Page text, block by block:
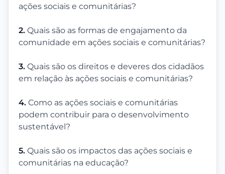
ações sociais e comunitárias?
2. Quais são as formas de engajamento da
comunidade em ações sociais e comunitárias?
3. Quais são os direitos e deveres dos cidadãos
em relação às ações sociais e comunitárias?
4. Como as ações sociais e comunitárias
podem contribuir para o desenvolvimento
sustentável?
5. Quais são os impactos das ações sociais e
comunitárias na educação?